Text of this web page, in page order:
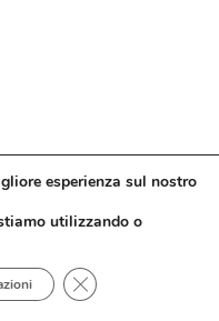
esperienza sul nostro
utilizzando o
Close GDPR